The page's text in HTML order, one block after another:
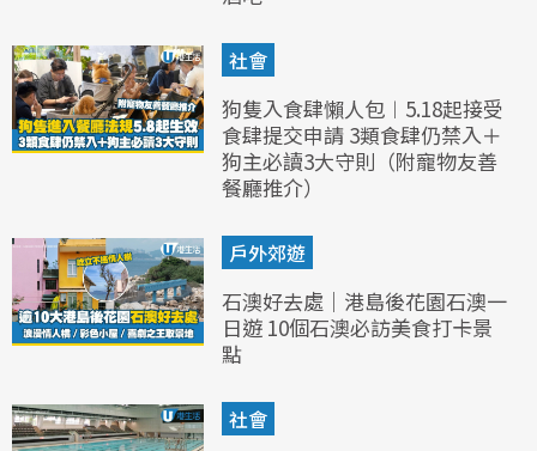
社會
狗隻入食肆懶人包︱5.18起接受
食肆提交申請 3類食肆仍禁入＋
狗主必讀3大守則（附寵物友善
餐廳推介）
戶外郊遊
石澳好去處｜港島後花園石澳一
日遊 10個石澳必訪美食打卡景
點
社會